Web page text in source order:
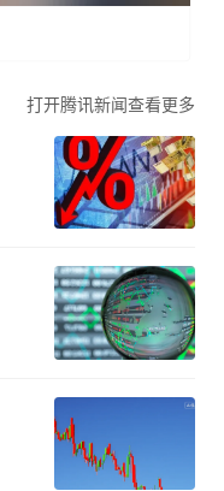
打开腾讯新闻查看更多